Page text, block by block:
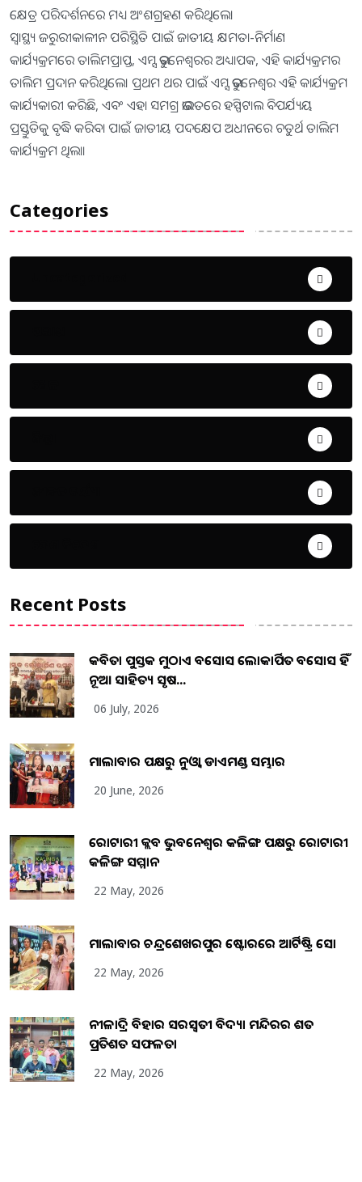
କ୍ଷେତ୍ର ପରିଦର୍ଶନରେ ମଧ୍ୟ ଅଂଶଗ୍ରହଣ କରିଥିଲେ।
ସ୍ୱାସ୍ଥ୍ୟ ଜରୁରୀକାଳୀନ ପରିସ୍ଥିତି ପାଇଁ ଜାତୀୟ କ୍ଷମତା-ନିର୍ମାଣ
କାର୍ଯ୍ୟକ୍ରମରେ ତାଲିମପ୍ରାପ୍ତ, ଏମ୍ସ ଭୁବନେଶ୍ୱରର ଅଧ୍ୟାପକ, ଏହି କାର୍ଯ୍ୟକ୍ରମର
ତାଲିମ ପ୍ରଦାନ କରିଥିଲେ। ପ୍ରଥମ ଥର ପାଇଁ ଏମ୍ସ ଭୁବନେଶ୍ୱର ଏହି କାର୍ଯ୍ୟକ୍ରମ
କାର୍ଯ୍ୟକାରୀ କରିଛି, ଏବଂ ଏହା ସମଗ୍ର ଭାରତରେ ହସ୍ପିଟାଲ ବିପର୍ଯ୍ୟୟ
ପ୍ରସ୍ତୁତିକୁ ବୃଦ୍ଧି କରିବା ପାଇଁ ଜାତୀୟ ପଦକ୍ଷେପ ଅଧୀନରେ ଚତୁର୍ଥ ତାଲିମ
କାର୍ଯ୍ୟକ୍ରମ ଥିଲା।
Categories
Recent Posts
କବିତା ପୁସ୍ତକ ମୁଠାଏ ଅବସୋସ ଲୋକାର୍ପିତ ଅବସୋସ ହିଁ
ନୂଆ ସାହିତ୍ୟ ସୃଷ...
06 July, 2026
ମାଲାବାର ପକ୍ଷରୁ ନୁଓ୍ବା ଡାଏମଣ୍ଡ ସମ୍ଭାର
20 June, 2026
ରୋଟାରୀ କ୍ଲବ ଭୁବନେଶ୍ୱର କଳିଙ୍ଗ ପକ୍ଷରୁ ରୋଟାରୀ
କଳିଙ୍ଗ ସମ୍ମାନ
22 May, 2026
ମାଲାବାର ଚନ୍ଦ୍ରଶେଖରପୁର ଷ୍ଟୋରରେ ଆର୍ଟିଷ୍ଟ୍ରି ସୋ
22 May, 2026
ନୀଳାଦ୍ରି ବିହାର ସରସ୍ୱତୀ ବିଦ୍ୟା ମନ୍ଦିରର ଶତ
ପ୍ରତିଶତ ସଫଳତା
22 May, 2026